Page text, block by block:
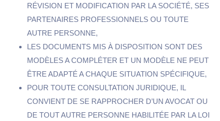
RÉVISION ET MODIFICATION PAR LA SOCIÉTÉ, SES
PARTENAIRES PROFESSIONNELS OU TOUTE
AUTRE PERSONNE,
LES DOCUMENTS MIS À DISPOSITION SONT DES
MODÈLES A COMPLÉTER ET UN MODÈLE NE PEUT
ÊTRE ADAPTÉ A CHAQUE SITUATION SPÉCIFIQUE,
POUR TOUTE CONSULTATION JURIDIQUE, IL
CONVIENT DE SE RAPPROCHER D’UN AVOCAT OU
DE TOUT AUTRE PERSONNE HABILITÉE PAR LA LOI